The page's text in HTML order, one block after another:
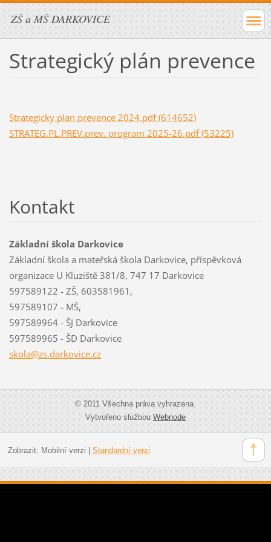
ZŠ a MŠ DARKOVICE
Strategický plán prevence
Strategicky plan prevence 2024.pdf (614652)
STRATEG.PL.PREV.prev. program 2025-26.pdf (53225)
Kontakt
Základní škola Darkovice
Základní škola a mateřská škola Darkovice, příspěvková
organizace U Kluziště 381/8, 747 17 Darkovice
597589122 - ZŠ, 603581961,
597589107 - MŠ,
597589964 - ŠJ Darkovice
597589965 - ŠD Darkovice
skola@zs.darkovice.cz
© 2011 Všechna práva vyhrazena.
Vytvořeno službouWebnode
Zobrazit: Mobilní verzi Standardní verzi